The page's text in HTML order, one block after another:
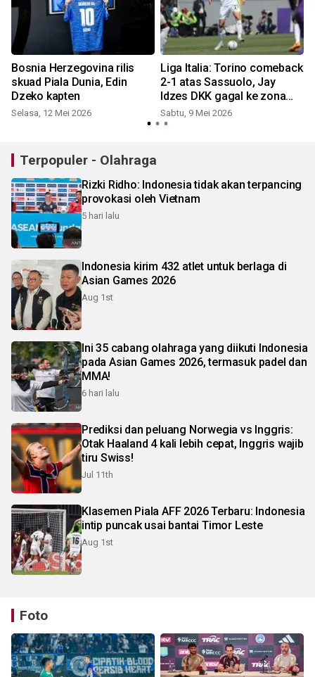
Bosnia Herzegovina rilis
skuad Piala Dunia, Edin
Dzeko kapten
Selasa, 12 Mei 2026
Liga Italia: Torino comeback
2-1 atas Sassuolo, Jay
Idzes DKK gagal ke zona
Eropa
Sabtu, 9 Mei 2026
Terpopuler - Olahraga
Rizki Ridho: Indonesia tidak akan terpancing
provokasi oleh Vietnam
5 hari lalu
Indonesia kirim 432 atlet untuk berlaga di
Asian Games 2026
Aug 1st
Ini 35 cabang olahraga yang diikuti Indonesia
pada Asian Games 2026, termasuk padel dan
MMA!
6 hari lalu
Prediksi dan peluang Norwegia vs Inggris:
Otak Haaland 4 kali lebih cepat, Inggris wajib
tiru Swiss!
Jul 11th
Klasemen Piala AFF 2026 Terbaru: Indonesia
intip puncak usai bantai Timor Leste
Aug 1st
Foto